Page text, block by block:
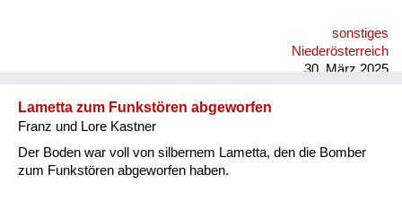
sonstiges
Niederösterreich
30. März 2025
Lametta zum Funkstören abgeworfen
Franz und Lore Kastner
Der Boden war voll von silbernem Lametta, den die Bomber
zum Funkstören abgeworfen haben.